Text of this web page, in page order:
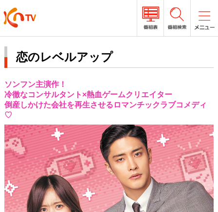
恋のレベルアップ
ソンフン主演作！
冷徹なコンサルタント×熱血ゲームクリエイター
倒産しかけた会社を再生させるロマンチックラブコメディ
♡